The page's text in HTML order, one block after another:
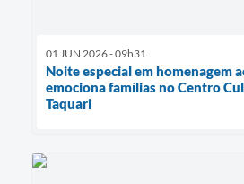
01 JUN 2026 - 09h31
Noite especial em homenagem
emociona famílias no Centro
Taquari